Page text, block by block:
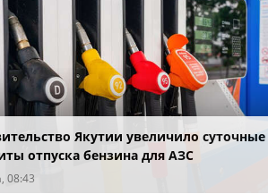
Якутии увеличило суточные
отпуска бензина для АЗС
08:43